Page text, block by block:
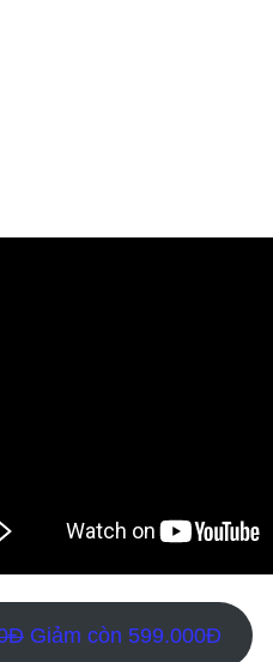
Giảm còn 599.000Đ